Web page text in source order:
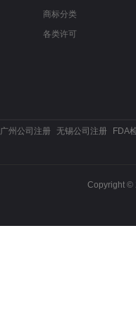
商标分类
各类许可
广州公司注册 无锡公司注册 FDA
Copyright ©